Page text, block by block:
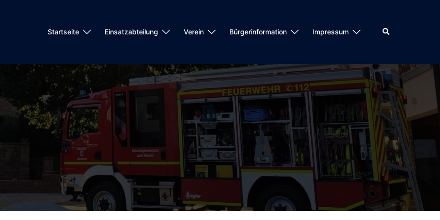
Startseite Einsatzabteilung Verein Bürgerinformation Impressum Suche